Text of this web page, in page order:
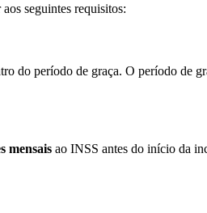
seguintes requisitos:
do período de graça. O período de
mensais ao INSS antes do início da